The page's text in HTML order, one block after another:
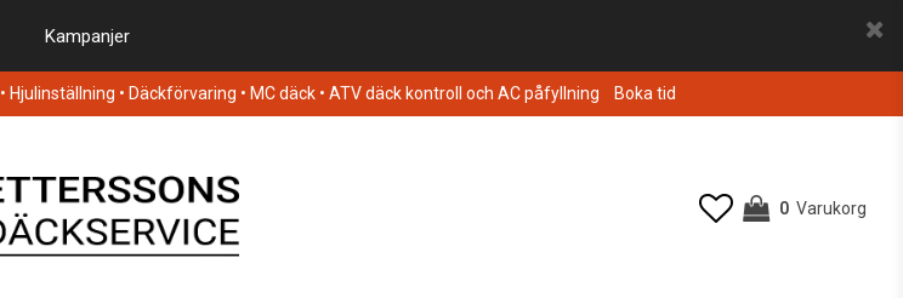
Kampanjer
• Hjulinställning • Däckförvaring • MC däck • ATV däck kontroll och AC påfyllning Boka tid
0 Varukorg